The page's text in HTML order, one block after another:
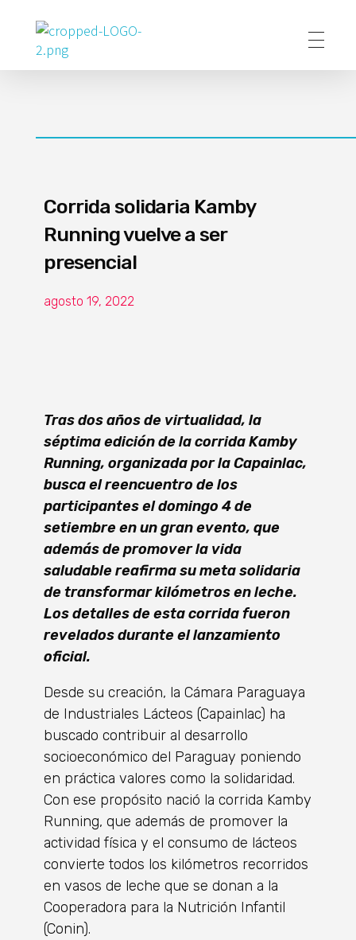
Poder Agropecuario
Corrida solidaria Kamby
Running vuelve a ser
presencial
agosto 19, 2022
Tras dos años de virtualidad, la
séptima edición de la corrida Kamby
Running, organizada por la Capainlac,
busca el reencuentro de los
participantes el domingo 4 de
setiembre en un gran evento, que
además de promover la vida
saludable reafirma su meta solidaria
de transformar kilómetros en leche.
Los detalles de esta corrida fueron
revelados durante el lanzamiento
oficial.
Desde su creación, la Cámara Paraguaya
de Industriales Lácteos (Capainlac) ha
buscado contribuir al desarrollo
socioeconómico del Paraguay poniendo
en práctica valores como la solidaridad.
Con ese propósito nació la corrida Kamby
Running, que además de promover la
actividad física y el consumo de lácteos
convierte todos los kilómetros recorridos
en vasos de leche que se donan a la
Cooperadora para la Nutrición Infantil
(Conin).